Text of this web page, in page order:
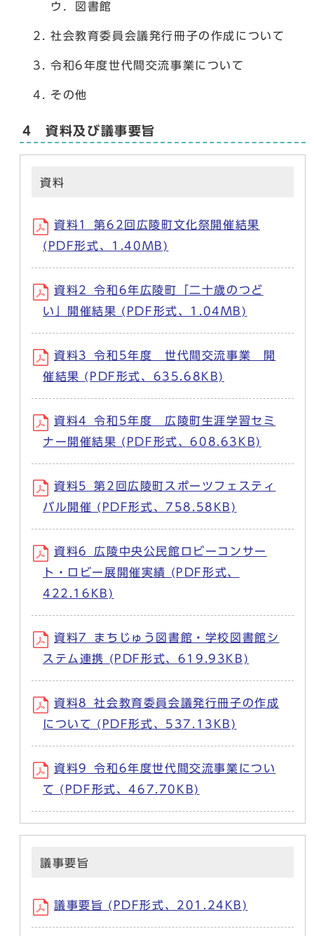
ウ．図書館
社会教育委員会議発行冊子の作成について
令和6年度世代間交流事業について
その他
4 資料及び議事要旨
資料
資料1_第62回広陵町文化祭開催結果
(PDF形式、1.40MB)
資料2_令和6年広陵町「二十歳のつど
い」開催結果 (PDF形式、1.04MB)
資料3_令和5年度 世代間交流事業 開
催結果 (PDF形式、635.68KB)
資料4_令和5年度 広陵町生涯学習セミ
ナー開催結果 (PDF形式、608.63KB)
資料5_第2回広陵町スポーツフェスティ
バル開催 (PDF形式、758.58KB)
資料6_広陵中央公民館ロビーコンサー
ト・ロビー展開催実績 (PDF形式、
422.16KB)
資料7_まちじゅう図書館・学校図書館シ
ステム連携 (PDF形式、619.93KB)
資料8_社会教育委員会議発行冊子の作成
について (PDF形式、537.13KB)
資料9_令和6年度世代間交流事業につい
て (PDF形式、467.70KB)
議事要旨
議事要旨 (PDF形式、201.24KB)